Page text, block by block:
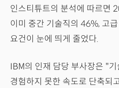
인스티튜트의 분석에 따르면
이미 중간 기술직의 46%, 고
요건이 눈에 띄게 줄었다.
IBM의 인재 담당 부사장은 "
경험하지 못한 속도로 단축되